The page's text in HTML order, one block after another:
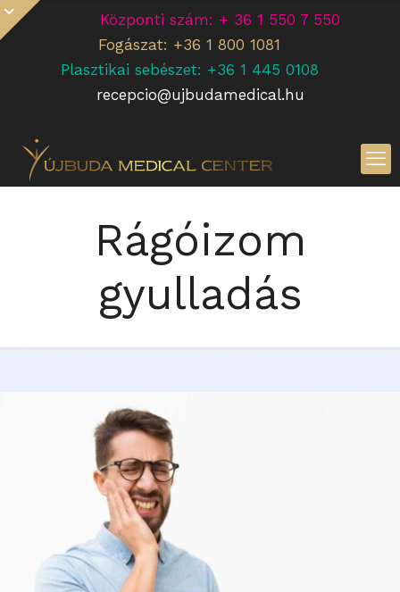
Központi szám: + 36 1 550 7 550
Fogászat: +36 1 800 1081
Plasztikai sebészet: +36 1 445 0108
recepcio@ujbudamedical.hu
Rágóizom
gyulladás